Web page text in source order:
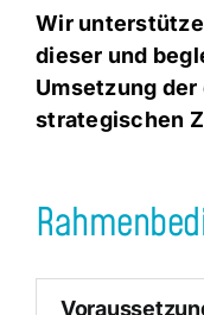
Wir
dieser und
Umsetzung
strategischen